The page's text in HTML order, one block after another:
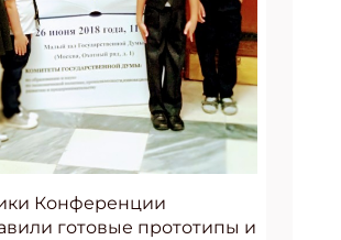
Конференции
готовые прототипы и